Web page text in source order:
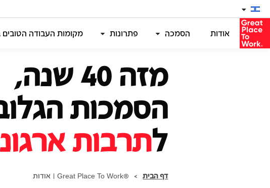
אודות הסמכה פתרונות מקומות העבודה הטובים
מזה 40 שנה,
הסמכות
לתרבות
®Great Place To Work | אודות דף הבית >